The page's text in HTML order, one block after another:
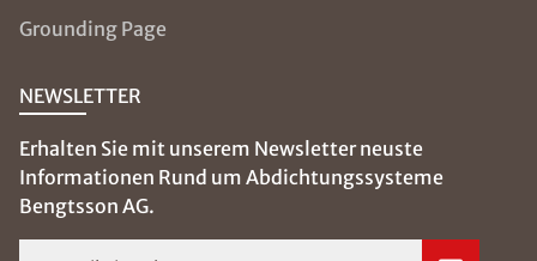
Grounding Page
NEWSLETTER
Erhalten Sie mit unserem Newsletter neuste
Informationen Rund um Abdichtungssysteme
Bengtsson AG.